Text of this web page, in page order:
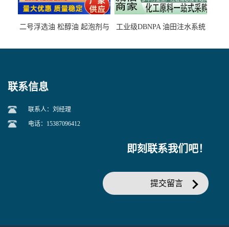
二号浮选油 松醇油 起泡剂与
工业级DBNPA 油田注水系统
联系信息
联系人：刘经理
电话：15387096412
即刻联系我们吧！
提交留言